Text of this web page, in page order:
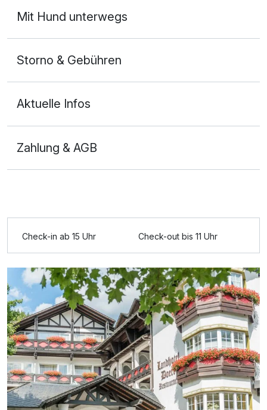
Für 3 Tage 275,00 €
Ausstattung
Doppelzimmer Standard
2 Erwachsene
Ausstattung
Für 3 Tage p.P. ab239,00 €
Mit Hund unterwegs
Storno & Gebühren
Aktuelle Infos
Zahlung & AGB
Check-in ab 15 Uhr Check-out bis 11 Uhr